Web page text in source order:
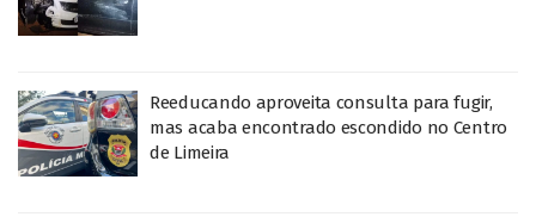
Reeducando aproveita consulta para fugir,
mas acaba encontrado escondido no Centro
de Limeira